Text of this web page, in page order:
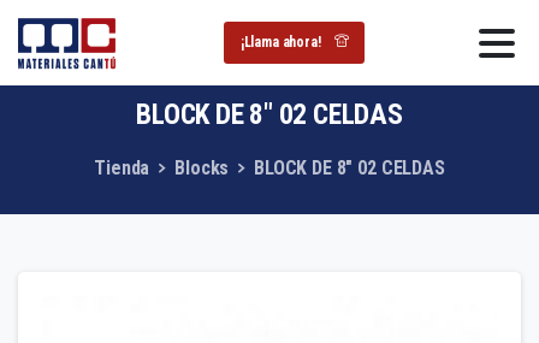
¡Llama ahora!
BLOCK DE8″ 02 CELDAS
Tienda Blocks BLOCK DE 8″ 02 CELDAS